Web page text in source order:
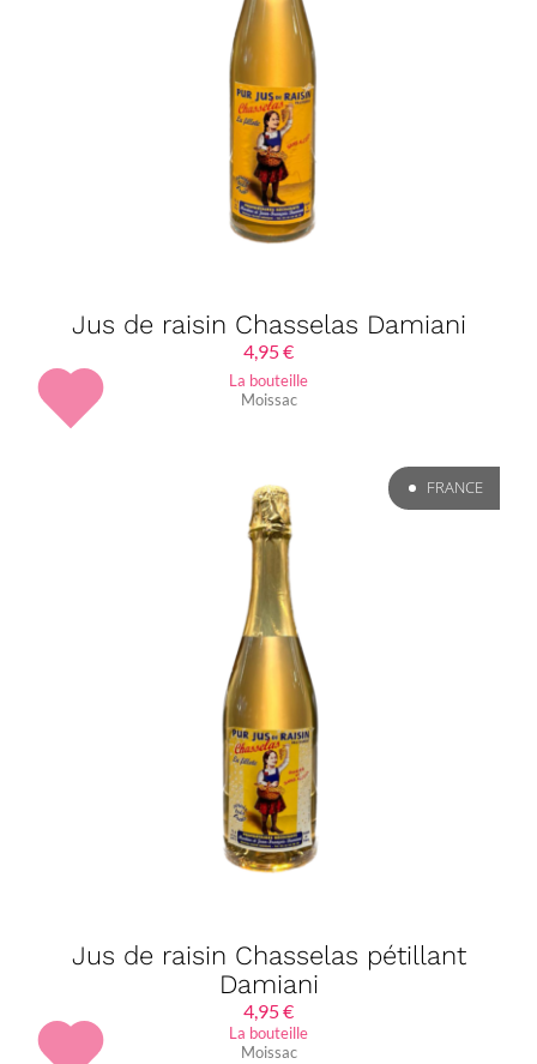
Jus de raisin Chasselas Damiani
4,95€
La bouteille
Moissac
FRANCE
Jus de raisin Chasselas pétillant
Damiani
4,95€
La bouteille
Moissac